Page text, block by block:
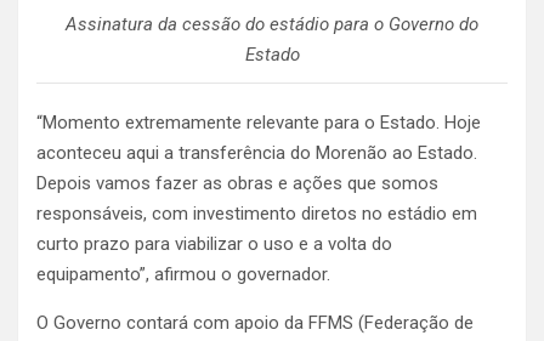
Assinatura da cessão do estádio para o Governo do
Estado
“Momento extremamente relevante para o Estado. Hoje
aconteceu aqui a transferência do Morenão ao Estado.
Depois vamos fazer as obras e ações que somos
responsáveis, com investimento diretos no estádio em
curto prazo para viabilizar o uso e a volta do
equipamento”, afirmou o governador.
O Governo contará com apoio da FFMS (Federação de